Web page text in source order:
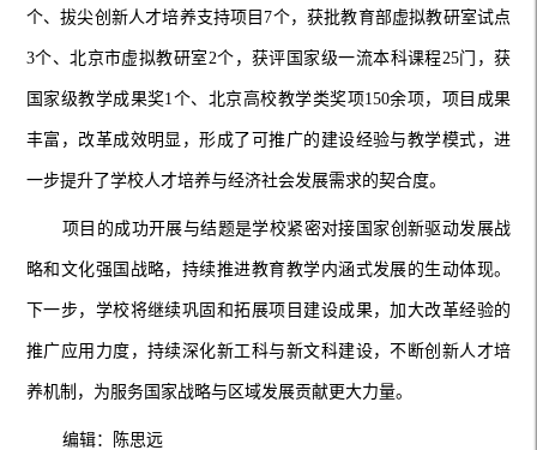
个、拔尖创新人才培养支持项目7个，获批教育部虚拟教研室试点
3个、北京市虚拟教研室2个，获评国家级一流本科课程25门，获
国家级教学成果奖1个、北京高校教学类奖项150余项，项目成果
丰富，改革成效明显，形成了可推广的建设经验与教学模式，进
一步提升了学校人才培养与经济社会发展需求的契合度。
项目的成功开展与结题是学校紧密对接国家创新驱动发展战
略和文化强国战略，持续推进教育教学内涵式发展的生动体现。
下一步，学校将继续巩固和拓展项目建设成果，加大改革经验的
推广应用力度，持续深化新工科与新文科建设，不断创新人才培
养机制，为服务国家战略与区域发展贡献更大力量。
编辑：陈思远